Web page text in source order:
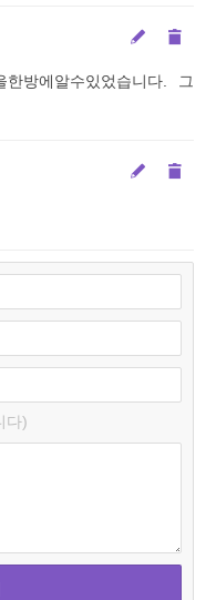
한방에알수있었습니다. 그
다)